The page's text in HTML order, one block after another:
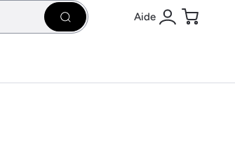
Rechercher Aide
Se connecter
Panier